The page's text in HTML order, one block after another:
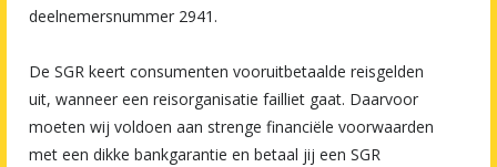
deelnemersnummer 2941.
De SGR keert consumenten vooruitbetaalde reisgelden
uit, wanneer een reisorganisatie failliet gaat. Daarvoor
moeten wij voldoen aan strenge financiële voorwaarden
met een dikke bankgarantie en betaal jij een SGR